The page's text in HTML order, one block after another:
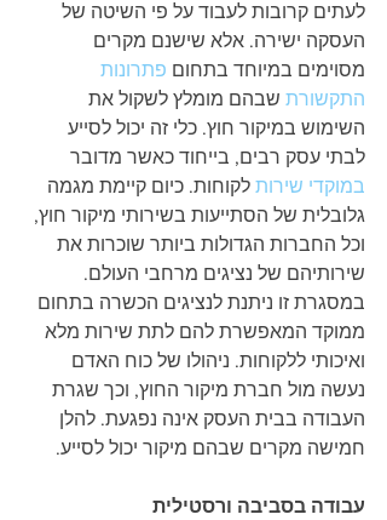
לעתים קרובות לעבוד על פי השיטה של
העסקה ישירה. אלא שישנם מקרים
מסוימים במיוחד בתחום פתרונות
התקשורת שבהם מומלץ לשקול את
השימוש במיקור חוץ. כלי זה יכול לסייע
לבתי עסק רבים, בייחוד כאשר מדובר
במוקדי שירות לקוחות. כיום קיימת מגמה
גלובלית של הסתייעות בשירותי מיקור חוץ,
וכל החברות הגדולות ביותר שוכרות את
שירותיהם של נציגים מרחבי העולם.
במסגרת זו ניתנת לנציגים הכשרה בתחום
ממוקד המאפשרת להם לתת שירות מלא
ואיכותי ללקוחות. ניהולו של כוח האדם
נעשה מול חברת מיקור החוץ, וכך שגרת
העבודה בבית העסק אינה נפגעת. להלן
חמישה מקרים שבהם מיקור יכול לסייע.
עבודה בסביבה ורסטילית